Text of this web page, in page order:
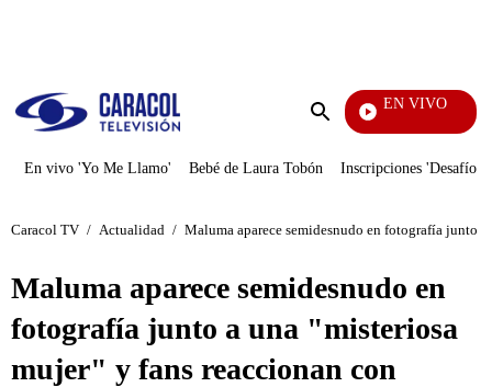
Enviar
EN VIVO
La Red
En vivo 'Yo Me Llamo' Bebé de Laura Tobón Inscripciones 'Desafío'
Caracol TV / Actualidad / Maluma aparece semidesnudo en fotografía junto
Maluma aparece semidesnudo en
fotografía junto a una "misteriosa
mujer" y fans reaccionan con